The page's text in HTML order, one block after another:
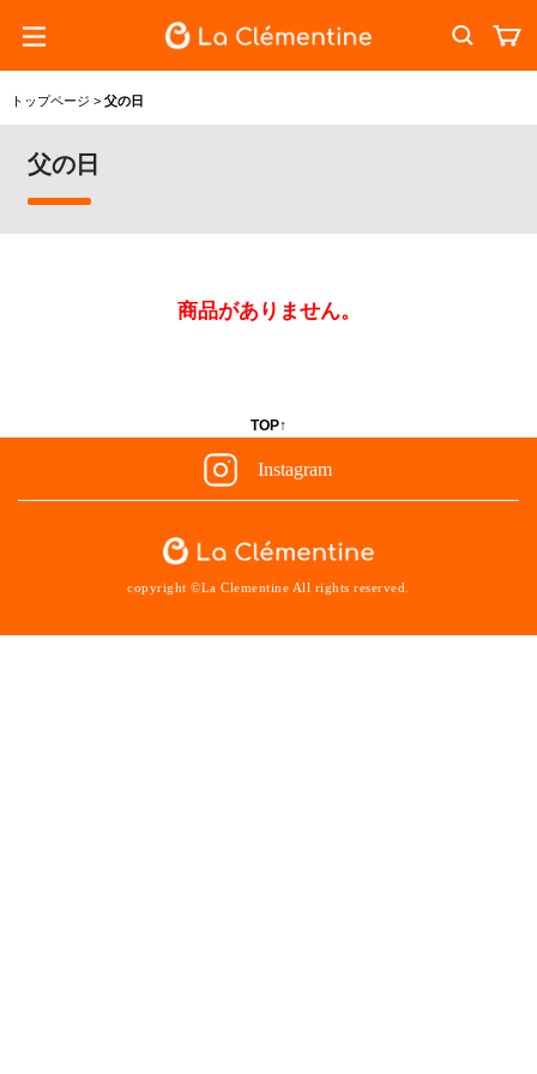
トップページ > 父の日
父の日
商品がありません。
TOP↑
Instagram
copyright ©La Clementine All rights reserved.